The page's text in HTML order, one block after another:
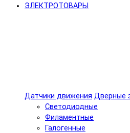
ЭЛЕКТРОТОВАРЫ
Датчики движения Дверные
Светодиодные
Филаментные
Галогенные